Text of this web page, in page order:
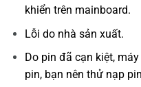
khiển trên mainboard.
Lỗi do nhà sản xuất.
Do pin đã cạn kiệt,
pin, bạn nên thử nạp